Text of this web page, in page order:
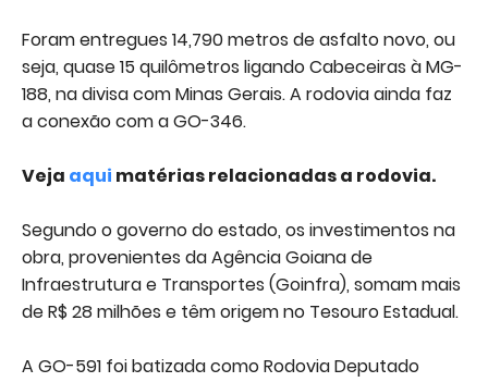
Foram entregues 14,790 metros de asfalto novo, ou
seja, quase 15 quilômetros ligando Cabeceiras à MG-
188, na divisa com Minas Gerais. A rodovia ainda faz
a conexão com a GO-346.
Veja aqui matérias relacionadas a rodovia.
Segundo o governo do estado, os investimentos na
obra, provenientes da Agência Goiana de
Infraestrutura e Transportes (Goinfra), somam mais
de R$ 28 milhões e têm origem no Tesouro Estadual.
A GO-591 foi batizada como Rodovia Deputado